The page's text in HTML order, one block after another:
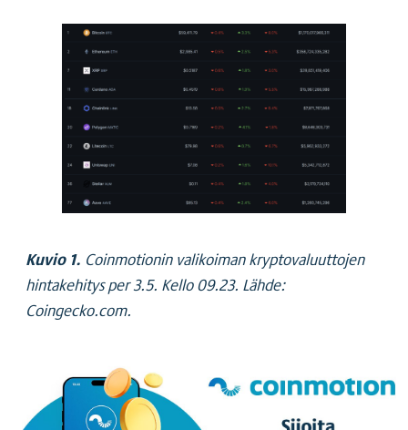
Kuvio 1. Coinmotionin valikoiman kryptovaluuttojen
hintakehitys per 3.5. Kello 09.23. Lähde:
Coingecko.com.